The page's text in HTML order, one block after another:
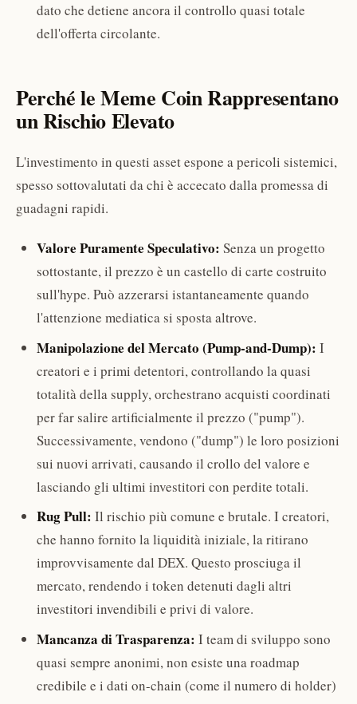
dato che detiene ancora il controllo quasi totale
dell'offerta circolante.
Perché le Meme Coin Rappresentano
un Rischio Elevato
L'investimento in questi asset espone a pericoli sistemici,
spesso sottovalutati da chi è accecato dalla promessa di
guadagni rapidi.
Valore Puramente Speculativo: Senza un progetto
sottostante, il prezzo è un castello di carte costruito
sull'hype. Può azzerarsi istantaneamente quando
l'attenzione mediatica si sposta altrove.
Manipolazione del Mercato (Pump-and-Dump): I
creatori e i primi detentori, controllando la quasi
totalità della supply, orchestrano acquisti coordinati
per far salire artificialmente il prezzo ("pump").
Successivamente, vendono ("dump") le loro posizioni
sui nuovi arrivati, causando il crollo del valore e
lasciando gli ultimi investitori con perdite totali.
Rug Pull: Il rischio più comune e brutale. I creatori,
che hanno fornito la liquidità iniziale, la ritirano
improvvisamente dal DEX. Questo prosciuga il
mercato, rendendo i token detenuti dagli altri
investitori invendibili e privi di valore.
Mancanza di Trasparenza: I team di sviluppo sono
quasi sempre anonimi, non esiste una roadmap
credibile e i dati on-chain (come il numero di holder)